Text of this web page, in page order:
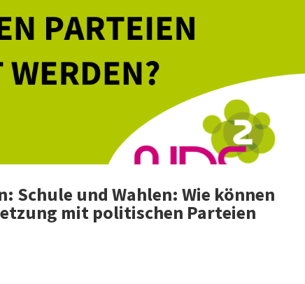
Schule und Wahlen: Wie können
mit politischen Parteien